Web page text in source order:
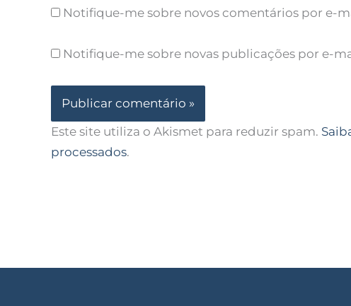
Notifique-me sobre novos comentários por e-
Notifique-me sobre novas publicações por e-
Este site utiliza o Akismet para reduzir spam.
processados.